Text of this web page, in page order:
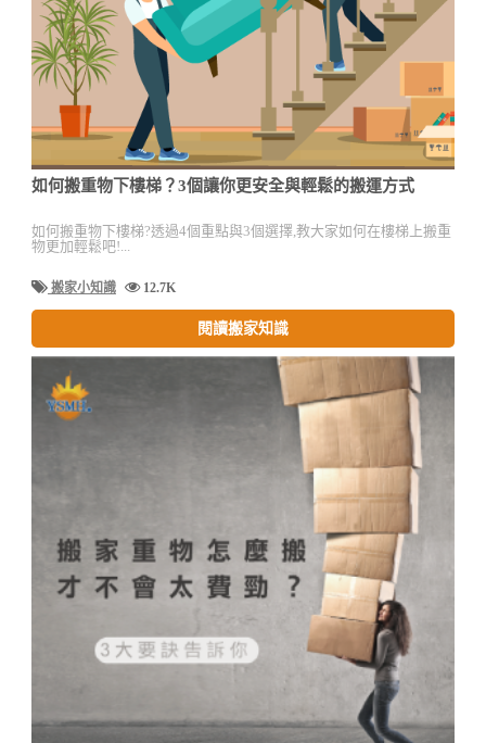
如何搬重物下樓梯？3個讓你更安全與輕鬆的搬運方式
如何搬重物下樓梯?透過4個重點與3個選擇,教大家如何在樓梯上搬重
物更加輕鬆吧!...
搬家小知識 12.7K
閱讀搬家知識